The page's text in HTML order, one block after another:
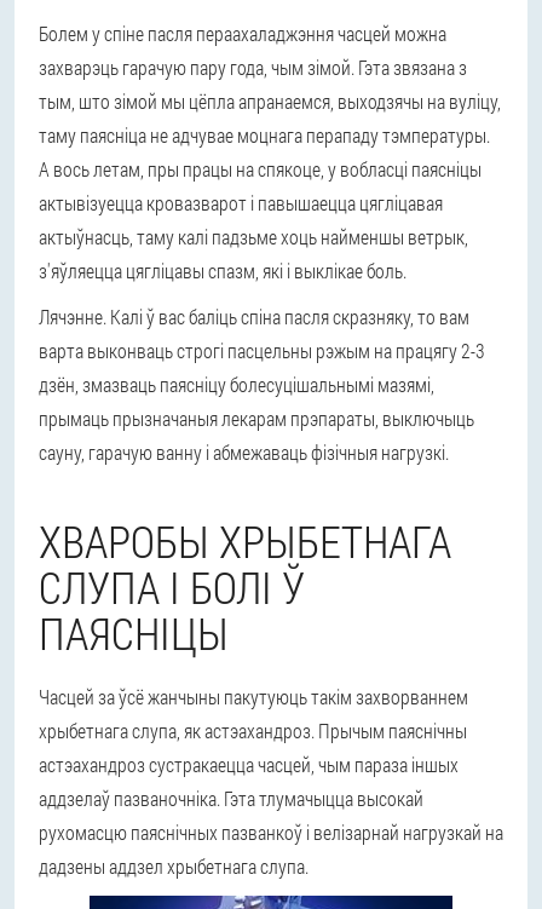
Болем у спіне пасля пераахаладжэння часцей можна
захварэць гарачую пару года, чым зімой. Гэта звязана з
тым, што зімой мы цёпла апранаемся, выходзячы на вуліцу,
таму паясніца не адчувае моцнага перападу тэмпературы.
А вось летам, пры працы на спякоце, у вобласці паясніцы
актывізуецца кровазварот і павышаецца цягліцавая
актыўнасць, таму калі падзьме хоць найменшы ветрык,
з'яўляецца цягліцавы спазм, які і выклікае боль.
Лячэнне. Калі ў вас баліць спіна пасля скразняку, то вам
варта выконваць строгі пасцельны рэжым на працягу 2-3
дзён, змазваць паясніцу болесуцішальнымі мазямі,
прымаць прызначаныя лекарам прэпараты, выключыць
сауну, гарачую ванну і абмежаваць фізічныя нагрузкі.
ХВАРОБЫ ХРЫБЕТНАГА
СЛУПА І БОЛІ Ў
ПАЯСНІЦЫ
Часцей за ўсё жанчыны пакутуюць такім захворваннем
хрыбетнага слупа, як астэахандроз. Прычым паяснічны
астэахандроз сустракаецца часцей, чым параза іншых
аддзелаў пазваночніка. Гэта тлумачыцца высокай
рухомасцю паяснічных пазванкоў і велізарнай нагрузкай на
дадзены аддзел хрыбетнага слупа.